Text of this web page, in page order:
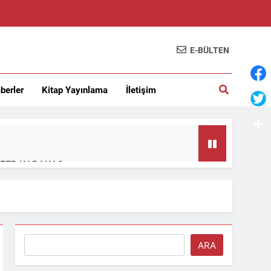
E-BÜLTEN
Kitap Yayınlama İletişim
KARAKAŞ
– lokman kurucu
ARA